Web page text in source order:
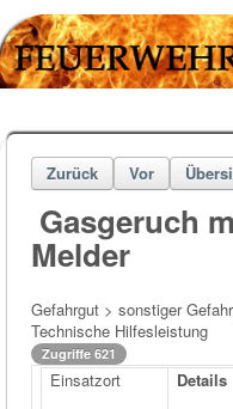
Zurück Vor
Gasgeruch
Melder
Gefahrgut > sonstiger
Technische Hilfesleistung
Zugriffe 621
Einsatzort
Details